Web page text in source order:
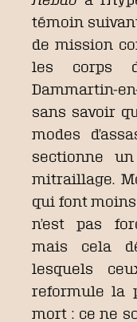
témoin
de mission
les corps
Dammartin-
sans savoir
modes
sectionne
mitraillage.
qui font moins
n’est pas
mais cela
lesquels
reformule la
mort : ce ne